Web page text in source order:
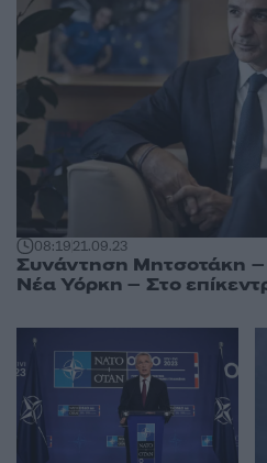
08:1921.09.23
Συνάντηση Μητσοτάκη –
Νέα Υόρκη – Στο